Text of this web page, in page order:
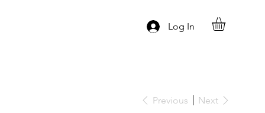
Log In
Previous Next